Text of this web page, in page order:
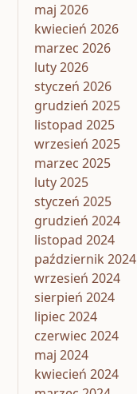
maj 2026
kwiecień 2026
marzec 2026
luty 2026
styczeń 2026
grudzień 2025
listopad 2025
wrzesień 2025
marzec 2025
luty 2025
styczeń 2025
grudzień 2024
listopad 2024
październik 2024
wrzesień 2024
sierpień 2024
lipiec 2024
czerwiec 2024
maj 2024
kwiecień 2024